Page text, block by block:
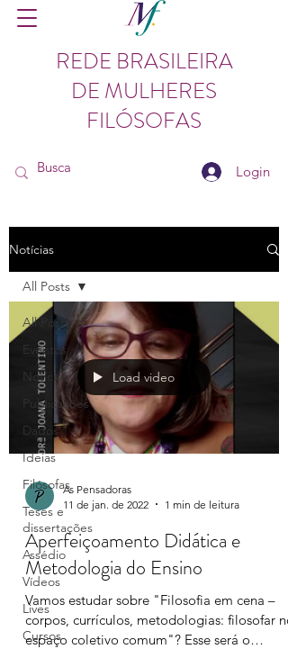
REDE BRASILEIRA
DE MULHERES
FILÓSOFAS
Login
Notícias
All Posts
Eventos
Notícias
Publicações
Dados
Ideias
Filósofas
Teses e
dissertações
Assédio
Vídeos
Lives
Cursos
All Posts
Load video
As Pensadoras
11 de jan. de 2022
1 min de leitura
Aperfeiçoamento Didática e
Metodologia do Ensino
Vamos estudar sobre "Filosofia em cena –
corpos, currículos, metodologias: filosofar no
espaço coletivo comum"? Esse será o